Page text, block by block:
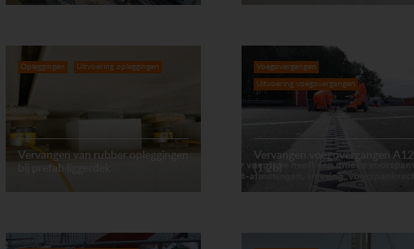
Opleggingen Uitvoering opleggingen
Vervangen van rubber opleggingen
bij prefab liggerdek
Voegovergangen
Uitvoering voegovergangen
Vervangen voegovergangen A12
(1.2b)